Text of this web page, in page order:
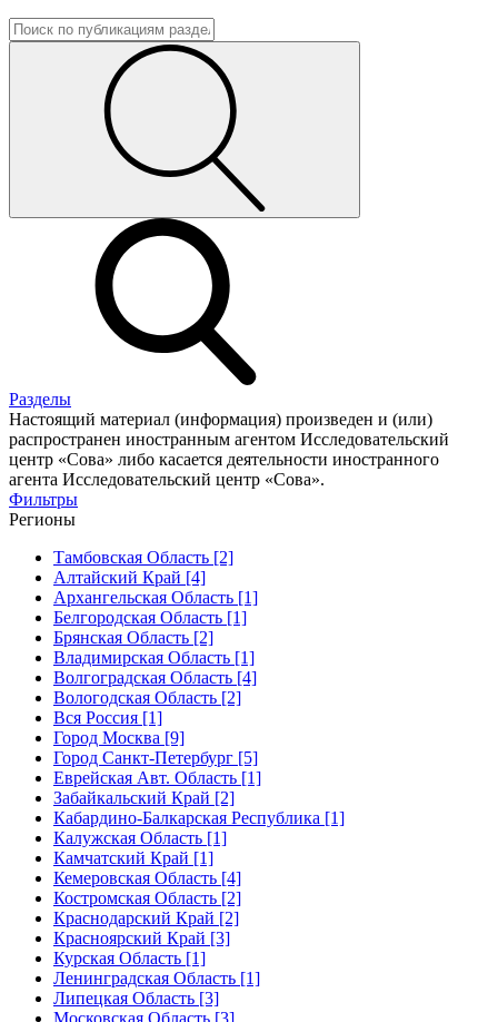
Разделы
Настоящий материал (информация) произведен и (или)
распространен иностранным агентом Исследовательский
центр «Сова» либо касается деятельности иностранного
агента Исследовательский центр «Сова».
Фильтры
Регионы
Тамбовская Область [2]
Алтайский Край [4]
Архангельская Область [1]
Белгородская Область [1]
Брянская Область [2]
Владимирская Область [1]
Волгоградская Область [4]
Вологодская Область [2]
Вся Россия [1]
Город Москва [9]
Город Санкт-Петербург [5]
Еврейская Авт. Область [1]
Забайкальский Край [2]
Кабардино-Балкарская Республика [1]
Калужская Область [1]
Камчатский Край [1]
Кемеровская Область [4]
Костромская Область [2]
Краснодарский Край [2]
Красноярский Край [3]
Курская Область [1]
Ленинградская Область [1]
Липецкая Область [3]
Московская Область [3]